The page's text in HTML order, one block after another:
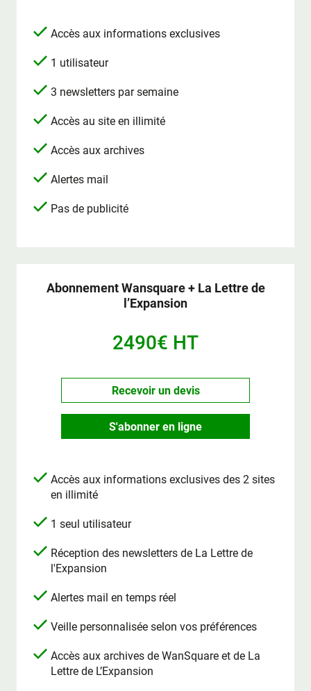
Accès aux informations exclusives
1 utilisateur
3 newsletters par semaine
Accès au site en illimité
Accès aux archives
Alertes mail
Pas de publicité
Abonnement Wansquare + La Lettre de
l’Expansion
2490€ HT
Recevoir un devis
S'abonner en ligne
Accès aux informations exclusives des 2 sites
en illimité
1 seul utilisateur
Réception des newsletters de La Lettre de
l'Expansion
Alertes mail en temps réel
Veille personnalisée selon vos préférences
Accès aux archives de WanSquare et de La
Lettre de L’Expansion